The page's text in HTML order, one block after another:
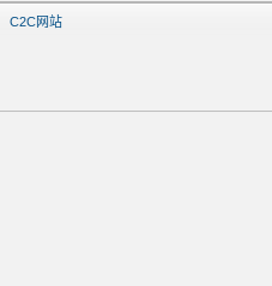
C2C网站